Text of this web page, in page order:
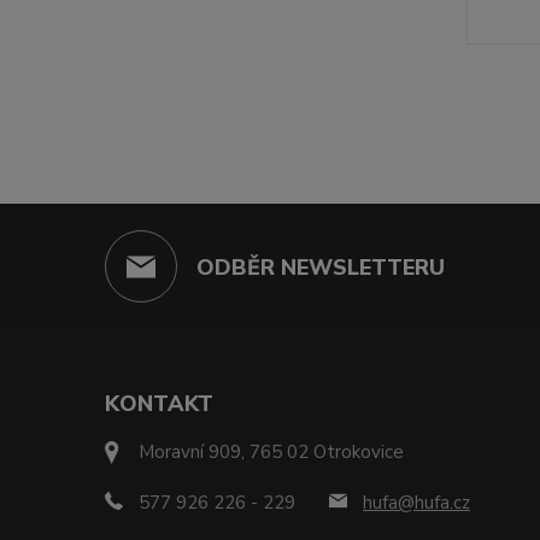
ODBĚR NEWSLETTERU
KONTAKT
Moravní 909, 765 02 Otrokovice
577 926 226 - 229 hufa@hufa.cz